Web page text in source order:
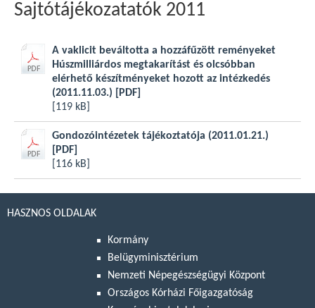
Sajtótájékozatatók 2011
A vaklicit beváltotta a hozzáfűzött reményeket
Húszmilliárdos megtakarítást és olcsóbban
elérhető készítményeket hozott az intézkedés
(2011.11.03.)
[PDF]
[119 kB]
Gondozóintézetek tájékoztatója (2011.01.21.)
[PDF]
[116 kB]
HASZNOS OLDALAK
Kormány
Belügyminisztérium
Nemzeti Népegészségügyi Központ
Országos Kórházi Főigazgatóság